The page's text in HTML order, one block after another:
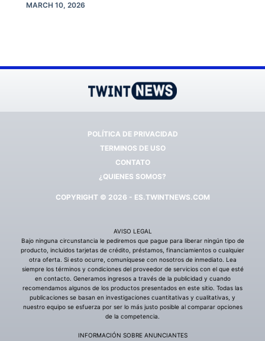
MARCH 10, 2026
POLÍTICA DE PRIVACIDAD
TERMINOS DE USO
CONTATO
¿QUIENES SOMOS?
COPYRIGHT © 2026 - ES.TWINTNEWS.COM